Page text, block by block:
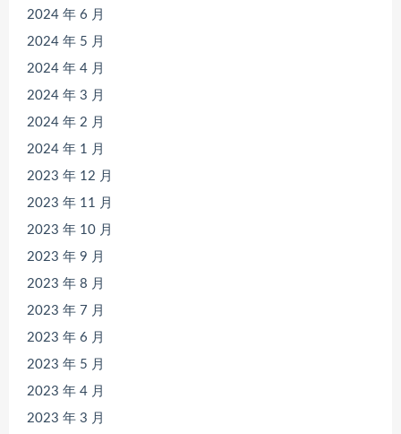
2024 年 6 月
2024 年 5 月
2024 年 4 月
2024 年 3 月
2024 年 2 月
2024 年 1 月
2023 年 12 月
2023 年 11 月
2023 年 10 月
2023 年 9 月
2023 年 8 月
2023 年 7 月
2023 年 6 月
2023 年 5 月
2023 年 4 月
2023 年 3 月